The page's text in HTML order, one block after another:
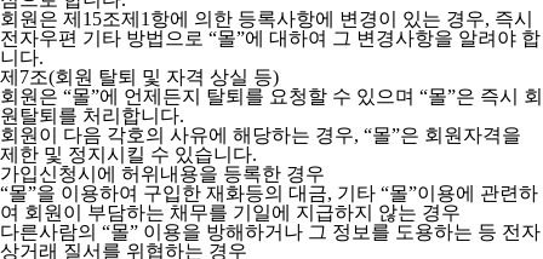
회원은 제15조제1항에 의한 등록사항에 변경이 있는 경우, 즉시
전자우편 기타 방법으로 “몰”에 대하여 그 변경사항을 알려야 합
니다.
제7조(회원 탈퇴 및 자격 상실 등)
회원은 “몰”에 언제든지 탈퇴를 요청할 수 있으며 “몰”은 즉시 회
원탈퇴를 처리합니다.
회원이 다음 각호의 사유에 해당하는 경우, “몰”은 회원자격을
제한 및 정지시킬 수 있습니다.
가입신청시에 허위내용을 등록한 경우
“몰”을 이용하여 구입한 재화등의 대금, 기타 “몰”이용에 관련하
여 회원이 부담하는 채무를 기일에 지급하지 않는 경우
다른사람의 “몰” 이용을 방해하거나 그 정보를 도용하는 등 전자
상거래 질서를 위협하는 경우